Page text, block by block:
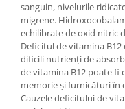
sanguin, nivelurile
migrene.
echilibrate de oxid nitric
Deficitul de vitamina
dificili nutrienți de
de vitamina B12 poate fi
memorie și furnicături în
Cauzele deficitului de